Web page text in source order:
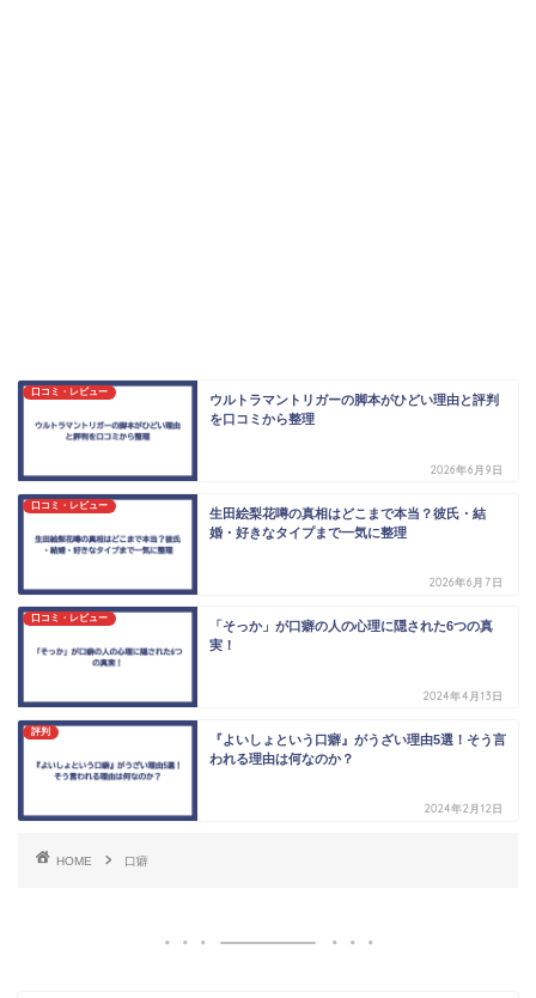
口コミ・レビュー
ウルトラマントリガーの脚本がひどい理由と評判
を口コミから整理
2026年6月9日
口コミ・レビュー
生田絵梨花噂の真相はどこまで本当？彼氏・結
婚・好きなタイプまで一気に整理
2026年6月7日
口コミ・レビュー
「そっか」が口癖の人の心理に隠された6つの真
実！
2024年4月13日
評判
『よいしょという口癖』がうざい理由5選！そう言
われる理由は何なのか？
2024年2月12日
HOME 口癖